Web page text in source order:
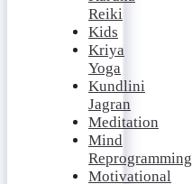
Reiki
Kids
Kriya
Yoga
Kundlini
Jagran
Meditation
Mind
Reprogramming
Motivational